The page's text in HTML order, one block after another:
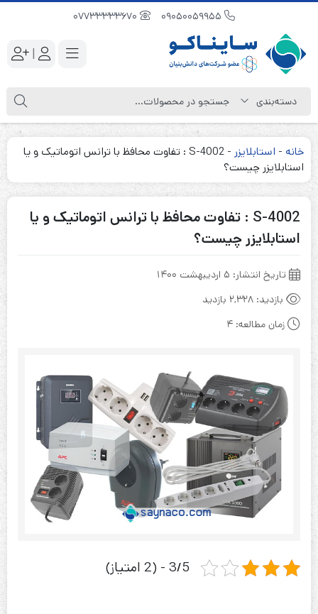
|
خانه - استابلایزر -
S-4002 : تفاوت محافظ با ترانس اتوماتیک و یا
استابلایزر چیست؟
S-4002 : تفاوت محافظ با ترانس اتوماتیک و یا
استابلایزر چیست؟
تاریخ انتشار: ۵ اردیبهشت ۱۴۰۰
بازدید: 2,328 بازدید
زمان مطالعه: 4
3/5 - (2 امتیاز)